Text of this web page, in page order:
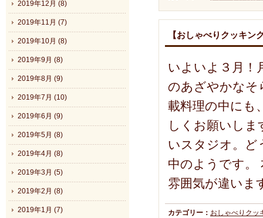
【おしゃべりクッキン
いよいよ３月！
のあざやかなそ
載料理の中にも
しくお願いしま
いスタジオ。ど
中のようです。
雰囲気が違いま
カテゴリー： おしゃべりクッ
2019年12月 (8)
2019年11月 (7)
2019年10月 (8)
2019年9月 (8)
2019年8月 (9)
2019年7月 (10)
2019年6月 (9)
2019年5月 (8)
2019年4月 (8)
2019年3月 (5)
2019年2月 (8)
2019年1月 (7)